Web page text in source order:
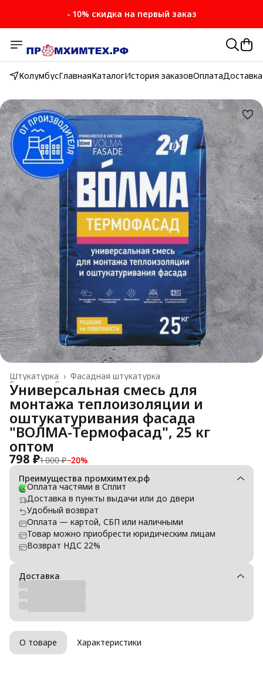
- 10% скидка на первый заказ
КолумбусГлавнаяКаталогИстория заказовОплатаДоставка
Фасадная штукатурка
Штукатурка ›
Строительные материалы
Главная
Универсальная смесь для
монтажа теплоизоляции и
оштукатуривания фасада
"ВОЛМА-Термофасад", 25 кг
оптом
798 ₽1 000 ₽−20%
Преимущества промхимтех.рф
Оплата частями в Сплит
Доставка в пункты выдачи или до двери
Удобный возврат
Оплата — картой, СБП или наличными
Товар можно приобрести юридическим лицам
Возврат НДС 22%
Доставка
О товаре Характеристики